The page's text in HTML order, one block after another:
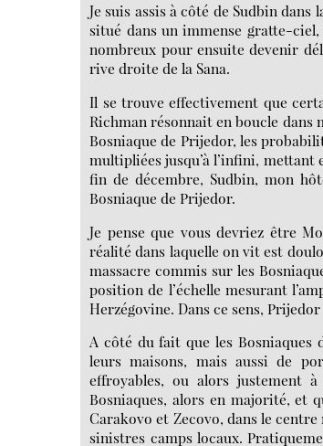
Je suis assis à côté de Sudbin
situé dans un immense gratte-ciel,
nombreux pour ensuite devenir
rive droite de la Sana.
Il se trouve effectivement que
Richman résonnait en boucle dans
Bosniaque de Prijedor, les
multipliées jusqu’à l’infini,
fin de décembre, Sudbin, mon
Bosniaque de Prijedor.
Je pense que vous devriez être
réalité dans laquelle on vit est
massacre commis sur les
position de l’échelle mesurant
Herzégovine. Dans ce sens,
A côté du fait que les
leurs maisons, mais aussi de
effroyables, ou alors justement
Bosniaques, alors en majorité, et
Carakovo et Zecovo, dans le
sinistres camps locaux.